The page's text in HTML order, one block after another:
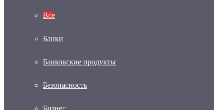
Все
Банки
Банковские продукты
Безопасность
Бизнес